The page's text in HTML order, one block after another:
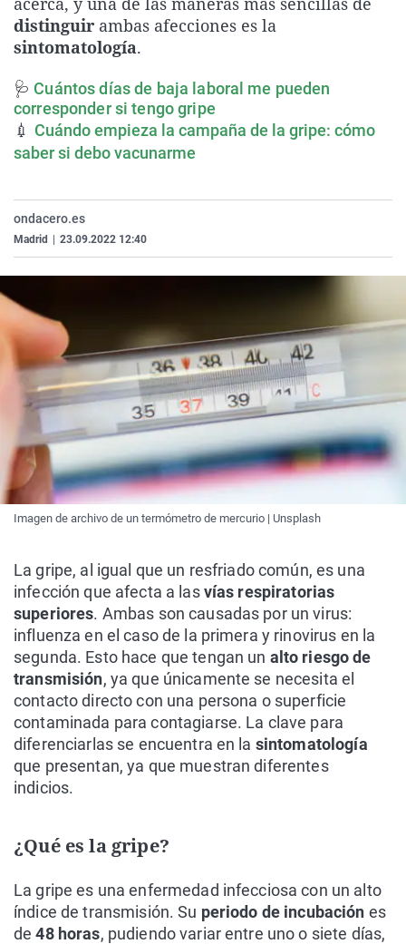
La rosa de los vientos
Como el perro y el
Caso
Equipo de
Extremadura
La Rioja
País Vasco
Virales
Elecciones
distinguir ambas afecciones es la
sintomatología.
🩺 Cuántos días de baja laboral me pueden
corresponder si tengo gripe
💉 Cuándo empieza la campaña de la gripe: cómo
saber si debo vacunarme
ondacero.es
Madrid 23.09.2022 12:40
Imagen de archivo de un termómetro de mercurio | Unsplash
La gripe, al igual que un resfriado común, es una
infección que afecta a lasvías respiratorias
superiores. Ambas son causadas por un virus:
influenza en el caso de la primera y rinovirus en la
segunda. Esto hace que tengan un alto riesgo de
transmisión, ya que únicamente se necesita el
contacto directo con una persona o superficie
contaminada para contagiarse. La clave para
diferenciarlas se encuentra en la sintomatología
que presentan, ya que muestran diferentes
indicios.
¿Qué es la gripe?
La gripe es una enfermedad infecciosa con un alto
índice de transmisión. Su periodo de incubación es
de48 horas, pudiendo variar entre uno o siete días,